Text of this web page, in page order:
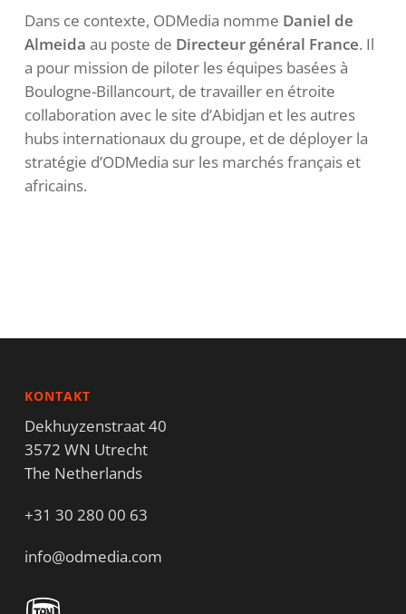
Dans ce contexte, ODMedia nomme Daniel de
Almeida au poste de Directeur général France. Il
a pour mission de piloter les équipes basées à
Boulogne-Billancourt, de travailler en étroite
collaboration avec le site d’Abidjan et les autres
hubs internationaux du groupe, et de déployer la
stratégie d’ODMedia sur les marchés français et
africains.
KONTAKT
Dekhuyzenstraat 40
3572 WN Utrecht
The Netherlands
+31 30 280 00 63
info@odmedia.com